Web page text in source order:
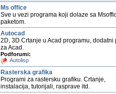
Ms office
Sve u vezi programa koji dolaze sa
paketom.
Autocad
2D, 3D Crtanje u Acad programu, dodatni
za Acad.
Podforumi:
Autolisp
Rasterska grafika
Programi za rastersku grafiku. Crtanje,
instalacija, tutorijali, rasprave itd.